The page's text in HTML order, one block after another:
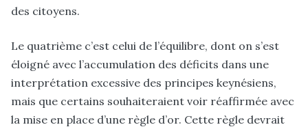
des citoyens.
Le quatrième c’est celui de l’équilibre, dont on s’est
éloigné avec l’accumulation des déficits dans une
interprétation excessive des principes keynésiens,
mais que certains souhaiteraient voir réaffirmée avec
la mise en place d’une règle d’or. Cette règle devrait